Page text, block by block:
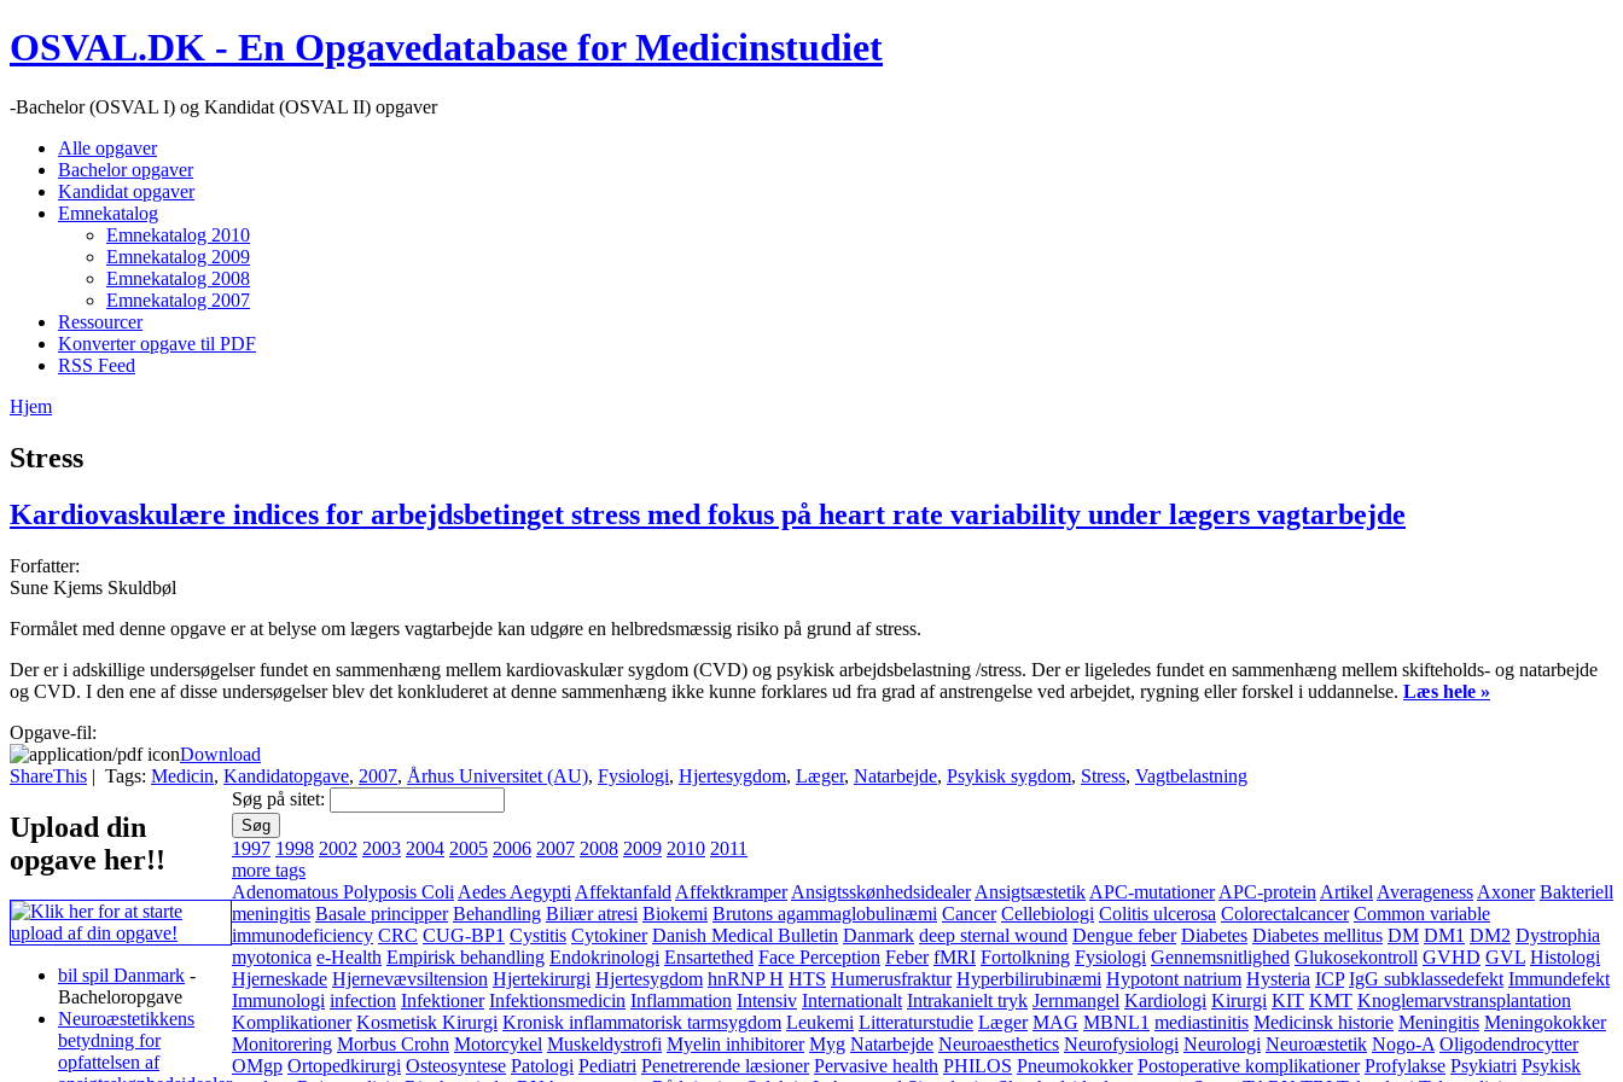
OSVAL.DK - En Opgavedatabase for Medicinstudiet
-Bachelor (OSVAL I) og Kandidat (OSVAL II) opgaver
Alle opgaver
Bachelor opgaver
Kandidat opgaver
Emnekatalog
Emnekatalog 2010
Emnekatalog 2009
Emnekatalog 2008
Emnekatalog 2007
Ressourcer
Konverter opgave til PDF
RSS Feed
Hjem
Stress
Kardiovaskulære indices for arbejdsbetinget stress med fokus på heart rate variability under lægers vagtarbejde
Forfatter:
Sune Kjems Skuldbøl
Formålet med denne opgave er at belyse om lægers vagtarbejde kan udgøre en helbredsmæssig risiko på grund af stress.
Der er i adskillige undersøgelser fundet en sammenhæng mellem kardiovaskulær sygdom (CVD) og psykisk arbejdsbelastning /stress. Der er ligeledes fundet en sammenhæng mellem skifteholds- og natarbejde
og CVD. I den ene af disse undersøgelser blev det konkluderet at denne sammenhæng ikke kunne forklares ud fra grad af anstrengelse ved arbejdet, rygning eller forskel i uddannelse. Læs hele »
Opgave-fil:
Download
ShareThis | Tags: Medicin, Kandidatopgave, 2007, Århus Universitet (AU), Fysiologi, Hjertesygdom, Læger, Natarbejde, Psykisk sygdom, Stress, Vagtbelastning
Upload din
opgave her!!
bil spil Danmark -
Bacheloropgave
Neuroæstetikkens
betydning for
opfattelsen af
Søg på sitet:
1997 1998 2002 2003 2004 2005 2006 2007 2008 2009 2010 2011
more tags
Adenomatous Polyposis Coli Aedes Aegypti Affektanfald Affektkramper Ansigtsskønhedsidealer Ansigtsæstetik APC-mutationer APC-protein Artikel Averageness Axoner Bakteriell
meningitis Basale principper Behandling Biliær atresi Biokemi Brutons agammaglobulinæmi Cancer Cellebiologi Colitis ulcerosa Colorectalcancer Common variable
immunodeficiency CRC CUG-BP1 Cystitis Cytokiner Danish Medical Bulletin Danmark deep sternal wound Dengue feber Diabetes Diabetes mellitus DM DM1 DM2 Dystrophia
myotonica e-Health Empirisk behandling Endokrinologi Ensartethed Face Perception Feber fMRI Fortolkning Fysiologi Gennemsnitlighed Glukosekontroll GVHD GVL Histologi
Hjerneskade Hjernevævsiltension Hjertekirurgi Hjertesygdom hnRNP H HTS Humerusfraktur Hyperbilirubinæmi Hypotont natrium Hysteria ICP IgG subklassedefekt Immundefekt
Immunologi infection Infektioner Infektionsmedicin Inflammation Intensiv Internationalt Intrakanielt tryk Jernmangel Kardiologi Kirurgi KIT KMT Knoglemarvstransplantation
Komplikationer Kosmetisk Kirurgi Kronisk inflammatorisk tarmsygdom Leukemi Litteraturstudie Læger MAG MBNL1 mediastinitis Medicinsk historie Meningitis Meningokokker
Monitorering Morbus Crohn Motorcykel Muskeldystrofi Myelin inhibitorer Myg Natarbejde Neuroaesthetics Neurofysiologi Neurologi Neuroæstetik Nogo-A Oligodendrocytter
OMgp Ortopedkirurgi Osteosyntese Patologi Pediatri Penetrerende læsioner Pervasive health PHILOS Pneumokokker Postoperative komplikationer Profylakse Psykiatri Psykisk